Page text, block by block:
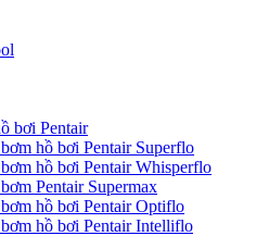
bơi Pentair
hồ bơi Pentair Superflo
hồ bơi Pentair Whisperflo
Pentair Supermax
hồ bơi Pentair Optiflo
hồ bơi Pentair Intelliflo